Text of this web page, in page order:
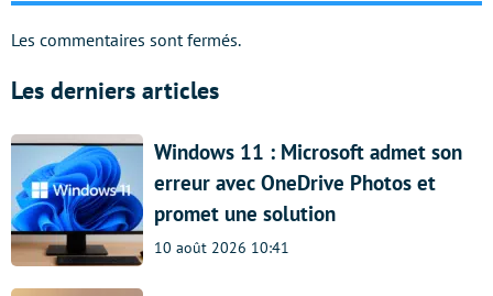
Les commentaires sont fermés.
Les derniers articles
Windows 11 : Microsoft admet son
erreur avec OneDrive Photos et
promet une solution
10 août 2026 10:41